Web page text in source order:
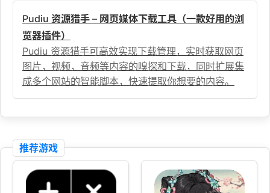
Pudiu 资源猎手 – 网页媒体下载工具（一款好用的浏
览器插件）
Pudiu 资源猎手可高效实现下载管理，实时获取网页
图片，视频，音频等内容的嗅探和下载，同时扩展集
成多个网站的智能脚本，快速提取你想要的内容。
推荐游戏